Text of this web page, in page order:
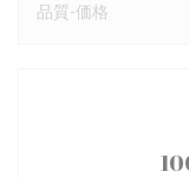
品質-価格